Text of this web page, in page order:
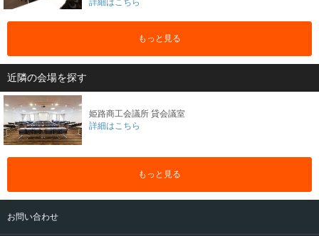
もっと見る
近隣の会場を探す
姫路商工会議所 貸会議室
詳細はこちら
もっと見る
お問い合わせ